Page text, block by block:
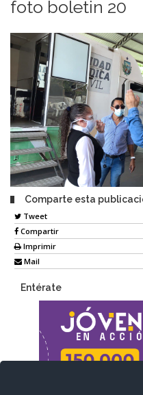
foto boletin 20
Comparte esta
Tweet
Compartir
Imprimir
Mail
Entérate